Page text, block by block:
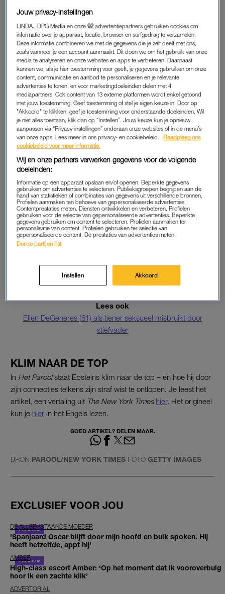
de eerste keer.
InHet Parool staat dit weekend een profiel van ‘de man met
een leven vol vraagtekens’.
DEAL
Gisteren trad de Amerikaanse minister van Werkgelegenheid,
Alexander Acosta af, omdat hij tien jaar geleden als openbaar
aanklager in Florida een deal met Epstein had gesloten. Die
werd toen ook al verdacht van sex met jonge meisjes en
mensenhandel. De deal hield in dat Epstein werd veroordeeld
voor illegale prostitutie in plaats van misbruik – en dat hij
verlaten om te gaan werken.
WEGKOMEN MET CRIMINEEL GEDRAG
Dat is anno 2019 niet meer te begrijpen en dus moest Acosta
het veld ruimen. Aanklagers in New York heropenen de zaak
voorbeeld van hoe machtige mannen te lang hebben kunnen
wegkomen met crimineel gedrag.
Lees ook
Ellen DeGeneres (61) als tiener seksueel misbruikt door
stiefvader
KLIM NAAR DE TOP
In Het Paroolstaat Epsteins klim naar de top – en hoe hij door
zijn connecties telkens zijn straf wist te ontlopen. Je leest het
artikel, een vertaling uit The New York Times hier. Het origineel
kun je hier in het Engels lezen.
GOED ARTIKEL? DELEN MAAR.
BRON PAROOL/NEW YORK TIMES FOTO GETTY IMAGES
EXCLUSIEF VOOR JOU
DE ALLEENSTAANDE MOEDER
'Spanjaard Oscar blijft door mijn hoofd en buik spoken. Hij
heeft hetzelfde, appt hij'
AMBER
High-class escort Amber: ‘Op het moment dat ik vooroverbuig
hoor ik een zachte klik’
ADVERTORIAL
Jouw privacy-instellingen
LINDA., DPG Media en onze92 advertentiepartners gebruiken cookies om
informatie over je apparaat, locatie, browser en surfgedrag te verzamelen.
Deze informatie combineren we met de gegevens die je zelf deelt met ons,
zoals wanneer je een account aanmaakt. Dit doen we om het gebruik van onze
media te analyseren en onze websites en apps te verbeteren. Daarnaast
kunnen we, als je hier toestemming voor geeft, je gegevens gebruiken om onze
content, communicatie en aanbod te personaliseren en je relevante
advertenties te tonen, en voor marketingdoeleinden delen met 4
mediapartners. Ook content van 13 externe platformen wordt enkel getoond
met jouw toestemming. Geef toestemming of stel je eigen keuze in. Door op
"Akkoord" te klikken, geef je toestemming voor onderstaande doeleinden. Wil
je niet alles toestaan, klik dan op “Instellen”. Jouw keuze kun je opnieuw
aanpassen via “Privacy-instellingen” onderaan onze websites of in de menu’s
van onze apps. Lees meer in ons privacy- en cookiebeleid.
Raadpleeg ons
cookiebeleid voor meer informatie.
Wij en onze partners verwerken gegevens voor de volgende
doeleinden:
Informatie op een apparaat opslaan en/of openen. Beperkte gegevens
gebruiken om advertenties te selecteren. Publieksgroepen begrijpen aan de
hand van statistieken of combinaties van gegevens uit verschillende bronnen.
Profielen aanmaken ten behoeve van gepersonaliseerde advertenties.
Contentprestaties meten. Diensten ontwikkelen en verbeteren. Profielen
gebruiken voor de selectie van gepersonaliseerde advertenties. Beperkte
gegevens gebruiken om content te selecteren. Profielen aanmaken ter
personalisatie van content. Profielen gebruiken ter selectie van
gepersonaliseerde content. De prestaties van advertenties meten.
Derde partijen lijst
Instellen Akkoord